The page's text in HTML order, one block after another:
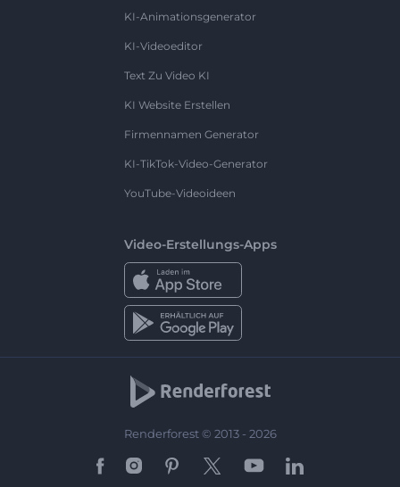
KI-Animationsgenerator
KI-Videoeditor
Text Zu Video KI
KI Website Erstellen
Firmennamen Generator
KI-TikTok-Video-Generator
YouTube-Videoideen
Video-Erstellungs-Apps
Renderforest © 2013 - 2026